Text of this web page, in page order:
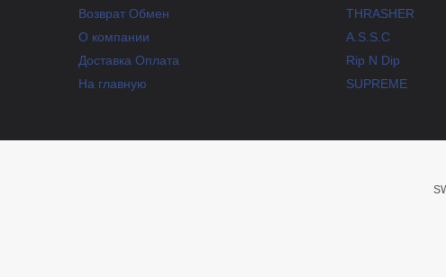
Возврат Обмен
О компании
Доставка Оплата
На главную
THRASHER
A.S.S.C
Rip N Dip
SUPREME